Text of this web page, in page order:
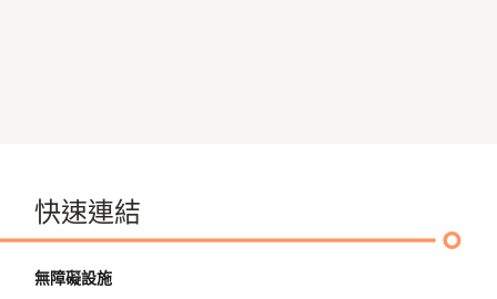
快速連結
無障礙設施